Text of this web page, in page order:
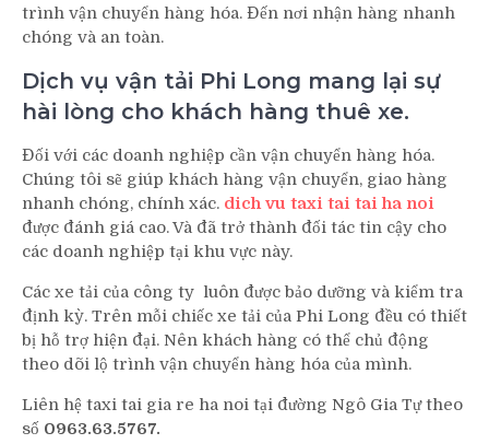
trình vận chuyển hàng hóa. Đến nơi nhận hàng nhanh
chóng và an toàn.
Dịch vụ vận tải Phi Long mang lại sự
hài lòng cho khách hàng thuê xe.
Đối với các doanh nghiệp cần vận chuyển hàng hóa.
Chúng tôi sẽ giúp khách hàng vận chuyển, giao hàng
nhanh chóng, chính xác. dich vu taxi tai tai ha noi
được đánh giá cao. Và đã trở thành đối tác tin cậy cho
các doanh nghiệp tại khu vực này.
Các xe tải của công ty luôn được bảo dưỡng và kiểm tra
định kỳ. Trên mỗi chiếc xe tải của Phi Long đều có thiết
bị hỗ trợ hiện đại. Nên khách hàng có thể chủ động
theo dõi lộ trình vận chuyển hàng hóa của mình.
Liên hệ taxi tai gia re ha noi tại đường Ngô Gia Tự theo
số 0963.63.5767.